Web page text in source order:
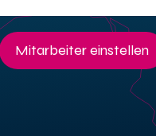
Mitarbeiter einstellen